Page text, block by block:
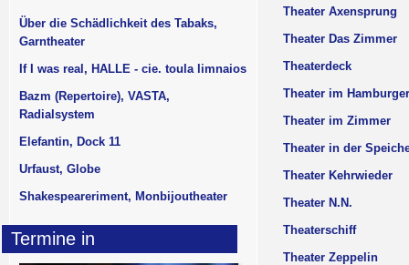
Theater Axensprung
Theater Das Zimmer
Theaterdeck
Theater im
Theater im Zimmer
Theater in der
Theater Kehrwieder
Theater N.N.
Theaterschiff
Theater Zeppelin
Über die Schädlichkeit des Tabaks,
Garntheater
If I was real, HALLE - cie. toula limnaios
Bazm (Repertoire), VASTA,
Radialsystem
Elefantin, Dock 11
Urfaust, Globe
Shakespeareriment, Monbijoutheater
Termine in